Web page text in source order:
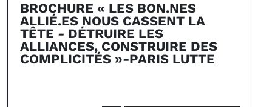
BROCHURE « LES BON.NES
ALLIÉ.ES NOUS CASSENT LA
TÊTE - DÉTRUIRE LES
ALLIANCES, CONSTRUIRE DES
COMPLICITÉS »-PARIS LUTTE